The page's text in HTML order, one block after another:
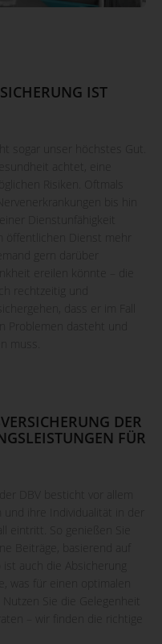
IST
sogar unser höchstes Gut.
achtet, eine
Risiken. Oftmals
bis hin
Dienstunfähigkeit
öffentlichen Dienst mehr
gern darüber
rechtzeitig und
dass er im Fall
Problemen dasteht und
muss.
DER
FÜR
DBV besticht vor allem
ihre Individualität in der
eintritt. So genießen Sie
Beiträge, basierend auf
auch die Absicherung
was für einen optimalen
Sie die Gelegenheit
– wir finden die richtige